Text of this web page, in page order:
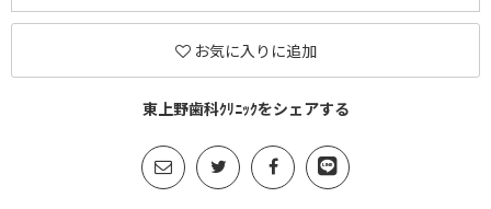
お気に入りに追加
東上野歯科ｸﾘﾆｯｸをシェアする